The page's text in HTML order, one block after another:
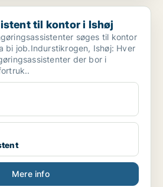
i Ishøj
til kontor i Ishøj
søges til kontor
bi job.Indurstikrogen, Ishøj: Hver
der bor i
Mere info